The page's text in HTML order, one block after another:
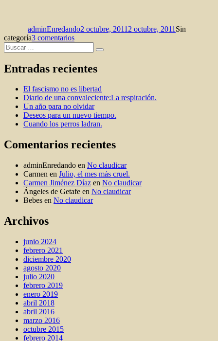
adminEnredando2 octubre, 2011 2 octubre, 2011 Sin
categoría3 comentariosen
en
aulas:
derecho
a
protestar.
Buscar
por:
Buscar
Entradas recientes
El fascismo no es libertad
Diario de una convaleciente:La respiración.
Un año para no olvidar
Deseos para un nuevo tiempo.
Cuando los perros ladran.
Comentarios recientes
adminEnredando en No claudicar
Carmen en Julio, el mes más cruel.
Carmen Jiménez Díaz en No claudicar
Ángeles de Getafe en No claudicar
Bebes en No claudicar
Archivos
junio 2024
febrero 2021
diciembre 2020
agosto 2020
julio 2020
febrero 2019
enero 2019
abril 2018
abril 2016
marzo 2016
octubre 2015
febrero 2014